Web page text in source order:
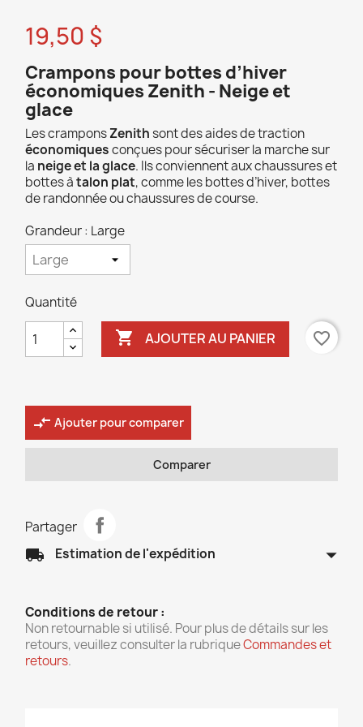
19,50 $
Crampons pour bottes d’hiver
économiques Zenith - Neige et
glace
Les cramponsZenithsont des aides de traction
économiquesconçues pour sécuriser la marche sur
la neige et la glace. Ils conviennent aux chaussures et
bottes àtalon plat, comme les bottes d’hiver, bottes
de randonnée ou chaussures de course.
Grandeur : Large
Quantité
 AJOUTER AU PANIER favorite_border
compare_arrows Ajouter pour comparer
Comparer
Partager
local_shipping Estimation de l'expédition arrow_drop_down
Conditions de retour :
Non retournable si utilisé. Pour plus de détails sur les
retours, veuillez consulter la rubriqueCommandes et
retours.